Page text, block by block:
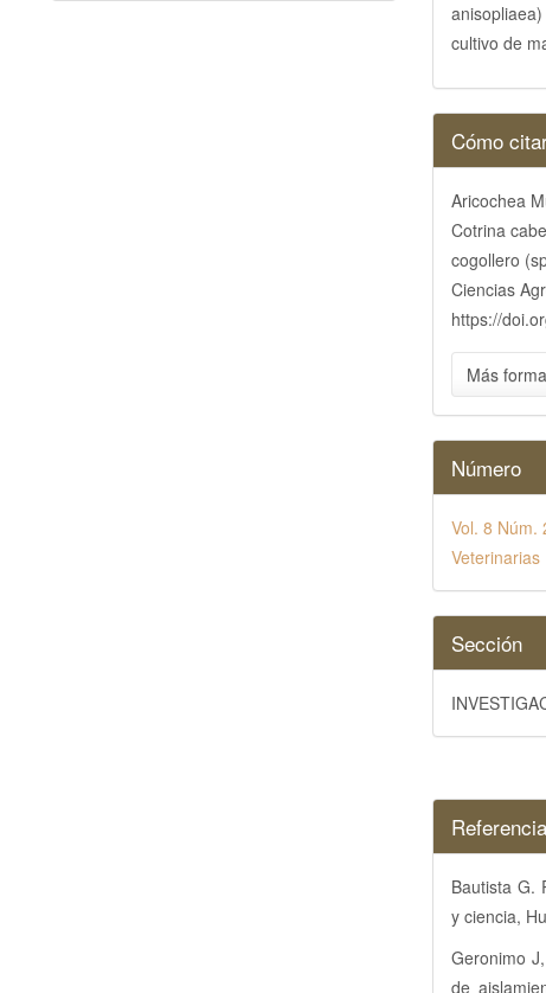
cultivo de
del
Cómo
Aricochea
Cotrina
cogollero
Ciencias
https://
Más
Número
Vol. 8 Núm.
Veterinarias
Sección
Bautista G.
y ciencia,
Geronimo
de